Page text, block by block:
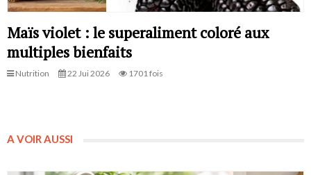
Maïs violet : le superaliment coloré aux
multiples bienfaits
Nutrition 22 Jui 2026 1701 fois
A VOIR AUSSI